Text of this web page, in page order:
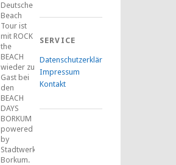
Deutsche
Beach
Tour ist
mit ROCK
the
BEACH
wieder zu
Gast bei
den
BEACH
DAYS
BORKUM
powered
by
Stadtwerke
Borkum.
SERVICE
Datenschutzerklärung
Impressum
Kontakt